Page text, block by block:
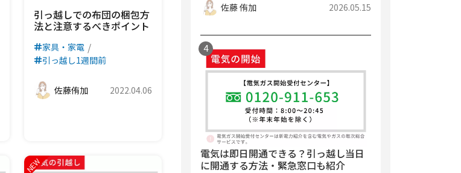
引っ越しでの布団の梱包方
法と注意するべきポイント
家具・家電
引っ越し1週間前
佐藤侑加 2022.04.06
佐藤 侑加 2026.05.15
電気は即日開通できる？引っ越し当日
に開通する方法・緊急窓口も紹介